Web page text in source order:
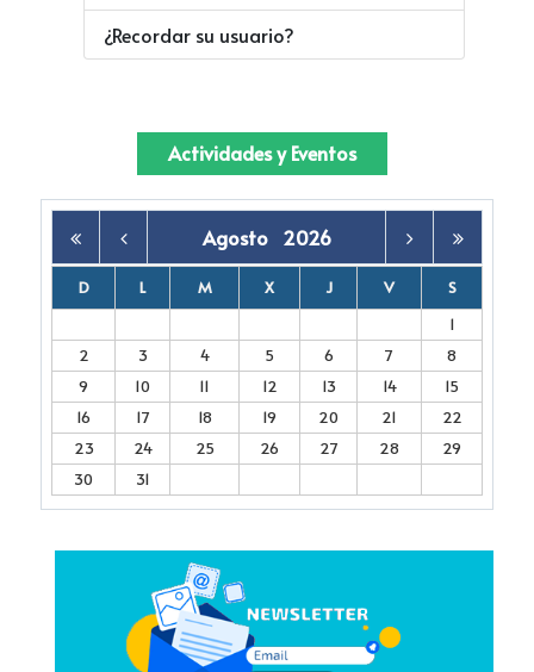
¿Recordar su usuario?
Actividades y Eventos
Agosto 2026
D L M X J V
S
1
2
3 4 5 6 7
8
9
10 11 12 13 14
15
16
17 18 19 20 21
22
23
24 25 26 27 28
29
30
31